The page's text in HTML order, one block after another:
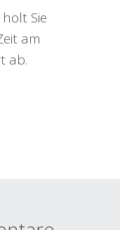
Sie
am
ab.